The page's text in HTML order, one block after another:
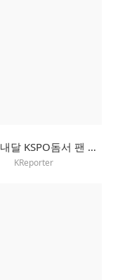
아이유, 내달 KSPO돔서 팬 미팅…"여름에 보내는 선선한 인사"
KReporter